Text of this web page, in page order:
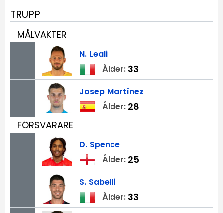
TRUPP
MÅLVAKTER
N. Leali
Ålder: 33
Josep Martínez
Ålder: 28
FÖRSVARARE
D. Spence
Ålder: 25
S. Sabelli
Ålder: 33